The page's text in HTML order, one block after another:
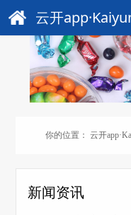
云开
你的位置： 云开
新闻资讯